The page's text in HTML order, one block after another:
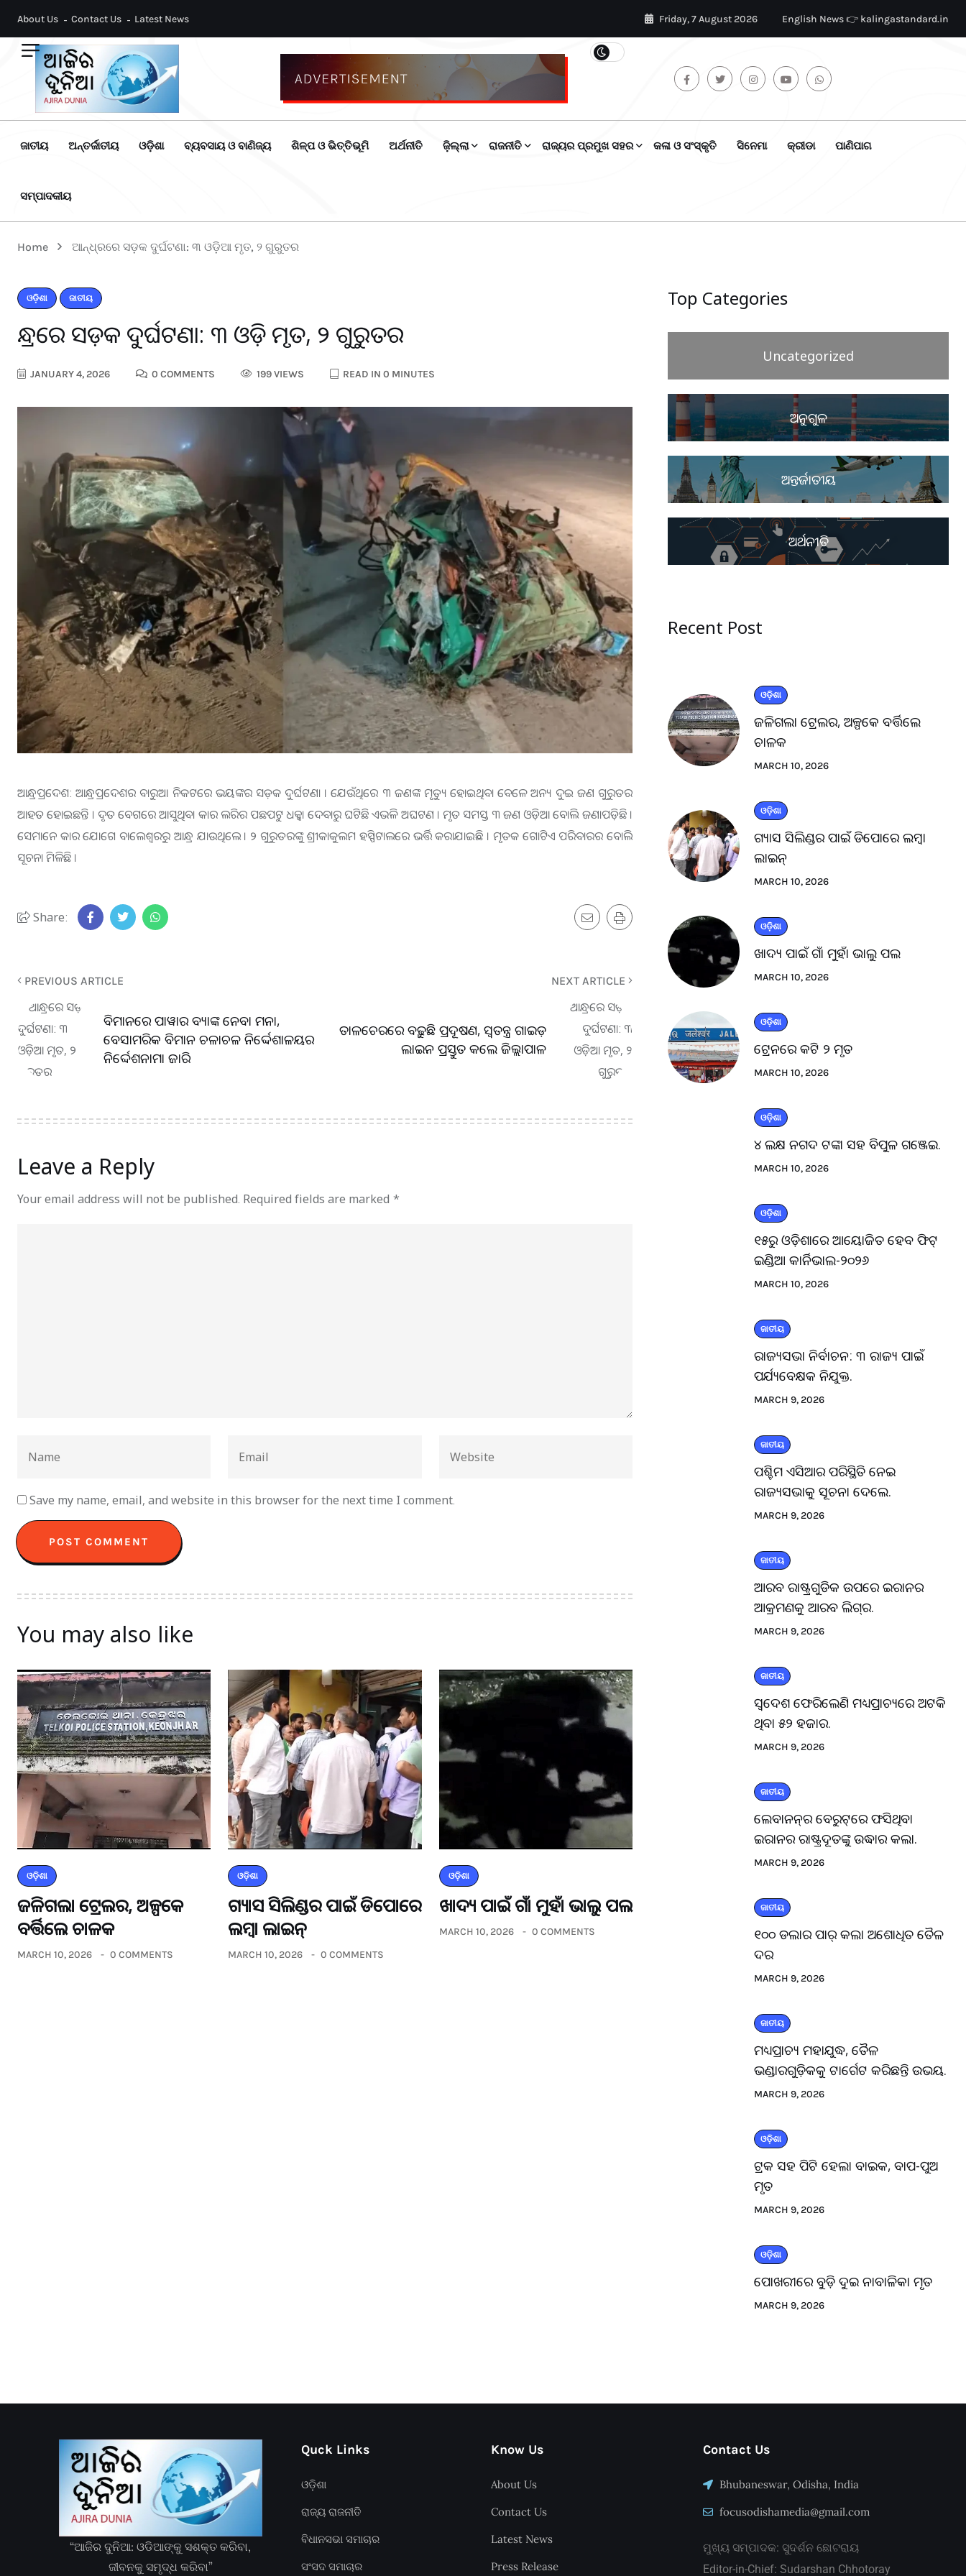
About Us Contact Us Latest News Friday, 7 August 2026 English News 👉 kalingastandard.in
ଜାତୀୟ ଅନ୍ତର୍ଜାତୀୟ ଓଡ଼ିଶା ବ୍ୟବସାୟ ଓ ବାଣିଜ୍ୟ ଶିଳ୍ପ ଓ ଭିତ୍ତିଭୂମି ଅର୍ଥନୀତି ଜ଼ିଲ୍ଲା ରାଜନୀତି ରାଜ୍ୟର ପ୍ରମୁଖ ସହର କଳା ଓ ସଂସ୍କୃତି ସିନେମା କ୍ରୀଡା ପାଣିପାଗ
ସମ୍ପାଦକୀୟ
Home ଆନ୍ଧ୍ରରେ ସଡ଼କ ଦୁର୍ଘଟଣା: ୩ ଓଡ଼ିଆ ମୃତ, ୨ ଗୁରୁତର
ଓଡ଼ିଶା ଜାତୀୟ
ଆନ୍ଧ୍ରରେ ସଡ଼କ ଦୁର୍ଘଟଣା: ୩ ଓଡ଼ିଆ ମୃତ, ୨ ଗୁରୁତର
JANUARY 4, 2026 0 COMMENTS 199 VIEWS READ IN 0 MINUTES
ଆନ୍ଧ୍ରପ୍ରଦେଶ: ଆନ୍ଧ୍ରପ୍ରଦେଶର ବାରୁଆ ନିକଟରେ ଭୟଙ୍କର ସଡ଼କ ଦୁର୍ଘଟଣା । ଯେଉଁଥିରେ ୩ ଜଣଙ୍କ ମୃତ୍ୟୁ ହୋଇଥିବା ବେଳେ ଅନ୍ୟ ଦୁଇ ଜଣ ଗୁରୁତର
ଆହତ ହୋଇଛନ୍ତି । ଦୃତ ବେଗରେ ଆସୁଥିବା କାର ଲରିର ପଛପଟୁ ଧକ୍କା ଦେବାରୁ ଘଟିଛି ଏଭଳି ଅଘଟଣ । ମୃତ ସମସ୍ତ ୩ ଜଣ ଓଡ଼ିଆ ବୋଲି ଜଣାପଡ଼ିଛି ।
ସେମାନେ କାର ଯୋଗେ ବାଲେଶ୍ବରରୁ ଆନ୍ଧ୍ର ଯାଉଥିଲେ । ୨ ଗୁରୁତରଙ୍କୁ ଶ୍ରୀକାକୁଲମ ହସ୍ପିଟାଲରେ ଭର୍ତ୍ତି କରାଯାଇଛି । ମୃତକ ଗୋଟିଏ ପରିବାରର ବୋଲି
ସୂଚନା ମିଳିଛି ।
Share:
PREVIOUS ARTICLE
ବିମାନରେ ପାୱାର ବ୍ୟାଙ୍କ ନେବା ମନା,
ବେସାମରିକ ବିମାନ ଚଳାଚଳ ନିର୍ଦ୍ଦେଶାଳୟର
ନିର୍ଦ୍ଦେଶନାମା ଜାରି
NEXT ARTICLE
ତାଳଚେରରେ ବଢ଼ୁଛି ପ୍ରଦୂଷଣ, ସ୍ବତନ୍ତ୍ର ଗାଇଡ଼
ଲାଇନ ପ୍ରସ୍ତୁତ କଲେ ଜିଲ୍ଲାପାଳ
Leave a Reply
Your email address will not be published. Required fields are marked *
Save my name, email, and website in this browser for the next time I comment.
You may also like
ଓଡ଼ିଶା
ଜଳିଗଲା ଟ୍ରେଲର, ଅଳ୍ପକେ
ବର୍ତ୍ତିଲେ ଚାଳକ
MARCH 10, 2026 0 COMMENTS
ଓଡ଼ିଶା
ଗ୍ୟାସ ସିଲିଣ୍ଡର ପାଇଁ ଡିପୋରେ
ଲମ୍ବା ଲାଇନ୍
MARCH 10, 2026 0 COMMENTS
ଓଡ଼ିଶା
ଖାଦ୍ୟ ପାଇଁ ଗାଁ ମୁହାଁ ଭାଲୁ ପଲ
MARCH 10, 2026 0 COMMENTS
Top Categories
Uncategorized
ଅନୁଗୁଳ
ଅନ୍ତର୍ଜାତୀୟ
ଅର୍ଥନୀତି
Recent Post
ଓଡ଼ିଶା
ଜଳିଗଲା ଟ୍ରେଲର, ଅଳ୍ପକେ ବର୍ତ୍ତିଲେ
ଚାଳକ
MARCH 10, 2026
ଓଡ଼ିଶା
ଗ୍ୟାସ ସିଲିଣ୍ଡର ପାଇଁ ଡିପୋରେ ଲମ୍ବା
ଲାଇନ୍
MARCH 10, 2026
ଓଡ଼ିଶା
ଖାଦ୍ୟ ପାଇଁ ଗାଁ ମୁହାଁ ଭାଲୁ ପଲ
MARCH 10, 2026
ଓଡ଼ିଶା
ଟ୍ରେନରେ କଟି ୨ ମୃତ
MARCH 10, 2026
ଓଡ଼ିଶା
୪ ଲକ୍ଷ ନଗଦ ଟଙ୍କା ସହ ବିପୁଳ ଗଞ୍ଜେଇ.
MARCH 10, 2026
ଓଡ଼ିଶା
୧୫ରୁ ଓଡ଼ିଶାରେ ଆୟୋଜିତ ହେବ ଫିଟ୍
ଇଣ୍ଡିଆ କାର୍ନିଭାଲ-୨୦୨୬
MARCH 10, 2026
ଜାତୀୟ
ରାଜ୍ୟସଭା ନିର୍ବାଚନ: ୩ ରାଜ୍ୟ ପାଇଁ
ପର୍ଯ୍ୟବେକ୍ଷକ ନିଯୁକ୍ତ.
MARCH 9, 2026
ଜାତୀୟ
ପଶ୍ଚିମ ଏସିଆର ପରିସ୍ଥିତି ନେଇ
ରାଜ୍ୟସଭାକୁ ସୂଚନା ଦେଲେ.
MARCH 9, 2026
ଜାତୀୟ
ଆରବ ରାଷ୍ଟ୍ରଗୁଡିକ ଉପରେ ଇରାନର
ଆକ୍ରମଣକୁ ଆରବ ଲିଗ୍‌ର.
MARCH 9, 2026
ଜାତୀୟ
ସ୍ବଦେଶ ଫେରିଲେଣି ମଧ୍ୟପ୍ରାଚ୍ୟରେ ଅଟକି
ଥିବା ୫୨ ହଜାର.
MARCH 9, 2026
ଜାତୀୟ
ଲେବାନନ୍‌ର ବେରୁଟ୍‌ରେ ଫସିଥିବା
ଇରାନର ରାଷ୍ଟ୍ରଦୂତଙ୍କୁ ଉଦ୍ଧାର କଲା.
MARCH 9, 2026
ଜାତୀୟ
୧୦୦ ଡଲାର ପାର୍ କଲା ଅଶୋଧିତ ତୈଳ
ଦର
MARCH 9, 2026
ଜାତୀୟ
ମଧ୍ୟପ୍ରାଚ୍ୟ ମହାଯୁଦ୍ଧ, ତୈଳ
ଭଣ୍ଡାରଗୁଡ଼ିକକୁ ଟାର୍ଗେଟ କରିଛନ୍ତି ଉଭୟ.
MARCH 9, 2026
ଓଡ଼ିଶା
ଟ୍ରକ ସହ ପିଟି ହେଲା ବାଇକ, ବାପ-ପୁଅ
ମୃତ
MARCH 9, 2026
ଓଡ଼ିଶା
ପୋଖରୀରେ ବୁଡ଼ି ଦୁଇ ନାବାଳିକା ମୃତ
MARCH 9, 2026
“ଆଜିର ଦୁନିଆ: ଓଡିଆଙ୍କୁ ସଶକ୍ତ କରିବା,
ଜୀବନକୁ ସମୃଦ୍ଧ କରିବା”
Quck Links
ଓଡ଼ିଶା
ରାଜ୍ୟ ରାଜନୀତି
ବିଧାନସଭା ସମାଚାର
ସଂସଦ ସମାଚାର
Know Us
About Us
Contact Us
Latest News
Press Release
Contact Us
Bhubaneswar, Odisha, India
focusodishamedia@gmail.com
ମୁଖ୍ୟ ସମ୍ପାଦକ: ସୁଦର୍ଶନ ଛୋଟରାୟ
Editor-in-Chief: Sudarshan Chhotoray